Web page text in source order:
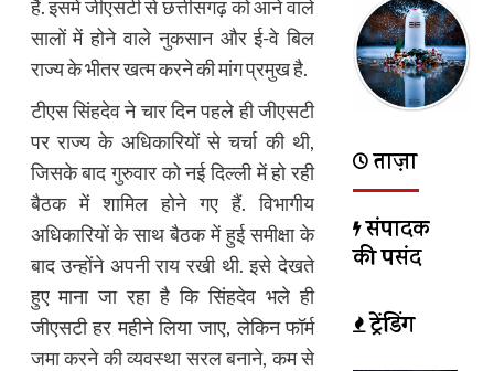
हैं. इसमें जीएसटी से छत्तीसगढ़ को आने वाले
सालों में होने वाले नुकसान और ई-वे बिल
राज्य के भीतर खत्म करने की मांग प्रमुख है.
टीएस सिंहदेव ने चार दिन पहले ही जीएसटी
पर राज्य के अधिकारियों से चर्चा की थी,
जिसके बाद गुरुवार को नई दिल्ली में हो रही
बैठक में शामिल होने गए हैं. विभागीय
अधिकारियों के साथ बैठक में हुई समीक्षा के
बाद उन्होंने अपनी राय रखी थी. इसे देखते
हुए माना जा रहा है कि सिंहदेव भले ही
जीएसटी हर महीने लिया जाए, लेकिन फॉर्म
जमा करने की व्यवस्था सरल बनाने, कम से
ताज़ा
संपादक
की पसंद
ट्रेंडिंग